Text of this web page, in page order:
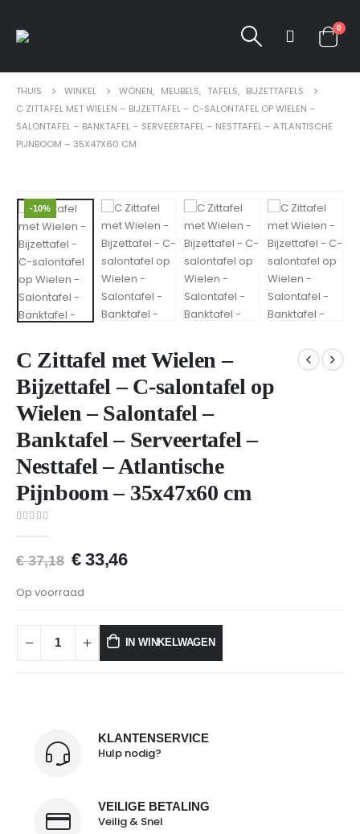
0
THUIS WINKEL WONEN, MEUBELS, TAFELS, BIJZETTAFELS
C ZITTAFEL MET WIELEN – BIJZETTAFEL – C-SALONTAFEL OP WIELEN –
SALONTAFEL – BANKTAFEL – SERVEERTAFEL – NESTTAFEL – ATLANTISCHE
PIJNBOOM – 35X47X60 CM
-10%
C Zittafel met Wielen –
Bijzettafel – C-salontafel op
Wielen – Salontafel –
Banktafel – Serveertafel –
Nesttafel – Atlantische
Pijnboom – 35x47x60 cm
€37,18 €33,46
Op voorraad
IN WINKELWAGEN
KLANTENSERVICE
Hulp nodig?
VEILIGE BETALING
Veilig & Snel